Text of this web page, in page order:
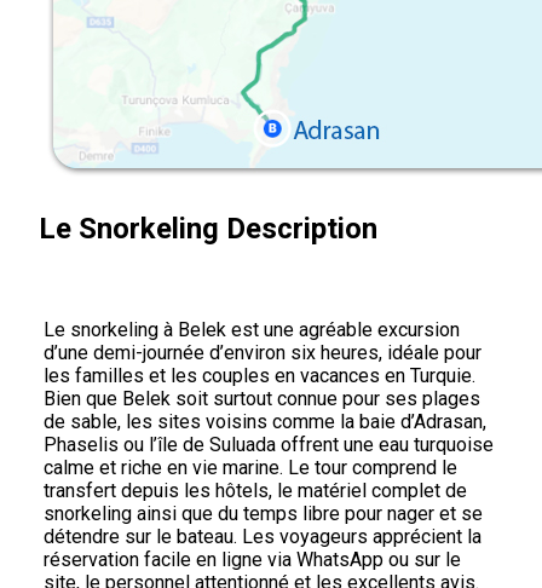
Le Snorkeling Description
Le snorkeling à Belek est une agréable excursion
d’une demi-journée d’environ six heures, idéale pour
les familles et les couples en vacances en Turquie.
Bien que Belek soit surtout connue pour ses plages
de sable, les sites voisins comme la baie d’Adrasan,
Phaselis ou l’île de Suluada offrent une eau turquoise
calme et riche en vie marine. Le tour comprend le
transfert depuis les hôtels, le matériel complet de
snorkeling ainsi que du temps libre pour nager et se
détendre sur le bateau. Les voyageurs apprécient la
réservation facile en ligne via WhatsApp ou sur le
site, le personnel attentionné et les excellents avis.